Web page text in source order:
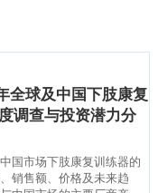
球及中国下肢康复
调查与投资潜力分
国市场下肢康复训练器的
销售额、价格及未来趋